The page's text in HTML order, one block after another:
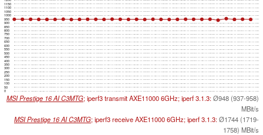
0
50
100
150
200
250
300
350
400
450
500
550
600
650
700
750
800
850
900
950
1000
1050
1100
1150
MSI Prestige 16 AI C3MTG; iperf3 transmit AXE11000 6GHz; iperf 3.1.3:Ø948 (937-958)
MBit/s
MSI Prestige 16 AI C3MTG; iperf3 receive AXE11000 6GHz; iperf 3.1.3:Ø1744 (1719-
1758) MBit/s